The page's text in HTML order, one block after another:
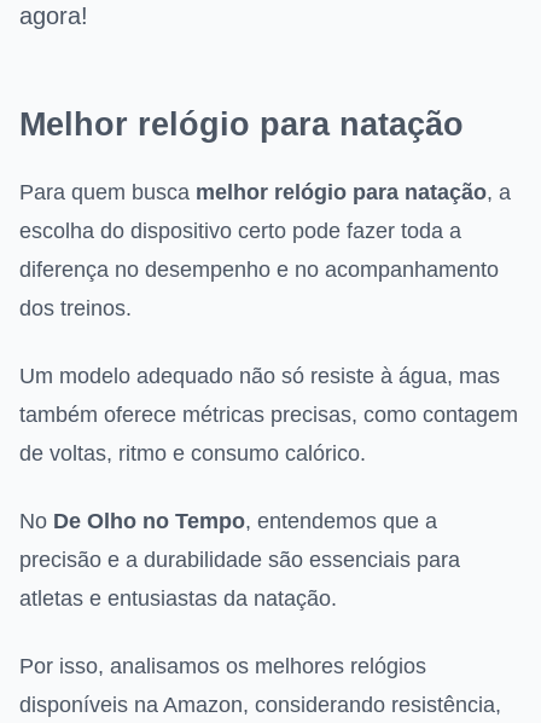
agora!
Melhor relógio para natação
Para quem busca melhor relógio para natação, a
escolha do dispositivo certo pode fazer toda a
diferença no desempenho e no acompanhamento
dos treinos.
Um modelo adequado não só resiste à água, mas
também oferece métricas precisas, como contagem
de voltas, ritmo e consumo calórico.
No De Olho no Tempo, entendemos que a
precisão e a durabilidade são essenciais para
atletas e entusiastas da natação.
Por isso, analisamos os melhores relógios
disponíveis na Amazon, considerando resistência,